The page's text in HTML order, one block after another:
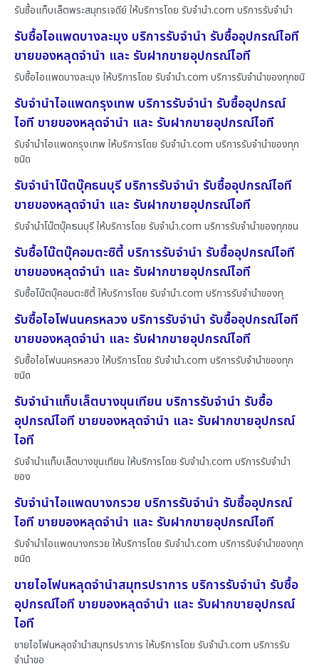
รับซื้อแท็บเล็ตพระสมุทรเจดีย์ ให้บริการโดย รับจํานํา.com บริการรับจำนำ
รับซื้อไอแพดบางละมุง บริการรับจำนำ รับซื้ออุปกรณ์ไอที
ขายของหลุดจำนำ และ รับฝากขายอุปกรณ์ไอที
รับซื้อไอแพดบางละมุง ให้บริการโดย รับจํานํา.com บริการรับจำนำของทุกชนิ
รับจำนำไอแพดกรุงเทพ บริการรับจำนำ รับซื้ออุปกรณ์
ไอที ขายของหลุดจำนำ และ รับฝากขายอุปกรณ์ไอที
รับจำนำไอแพดกรุงเทพ ให้บริการโดย รับจํานํา.com บริการรับจำนำของทุก
ชนิด
รับจำนำโน๊ตบุ๊คธนบุรี บริการรับจำนำ รับซื้ออุปกรณ์ไอที
ขายของหลุดจำนำ และ รับฝากขายอุปกรณ์ไอที
รับจำนำโน๊ตบุ๊คธนบุรี ให้บริการโดย รับจํานํา.com บริการรับจำนำของทุกชน
รับซื้อโน๊ตบุ๊คอมตะซิตี้ บริการรับจำนำ รับซื้ออุปกรณ์ไอที
ขายของหลุดจำนำ และ รับฝากขายอุปกรณ์ไอที
รับซื้อโน๊ตบุ๊คอมตะซิตี้ ให้บริการโดย รับจํานํา.com บริการรับจำนำของทุ
รับซื้อไอโฟนนครหลวง บริการรับจำนำ รับซื้ออุปกรณ์ไอที
ขายของหลุดจำนำ และ รับฝากขายอุปกรณ์ไอที
รับซื้อไอโฟนนครหลวง ให้บริการโดย รับจํานํา.com บริการรับจำนำของทุก
ชนิด
รับจำนำแท็บเล็ตบางขุนเทียน บริการรับจำนำ รับซื้อ
อุปกรณ์ไอที ขายของหลุดจำนำ และ รับฝากขายอุปกรณ์
ไอที
รับจำนำแท็บเล็ตบางขุนเทียน ให้บริการโดย รับจํานํา.com บริการรับจำนำ
ของ
รับจำนำไอแพดบางกรวย บริการรับจำนำ รับซื้ออุปกรณ์
ไอที ขายของหลุดจำนำ และ รับฝากขายอุปกรณ์ไอที
รับจำนำไอแพดบางกรวย ให้บริการโดย รับจํานํา.com บริการรับจำนำของทุก
ชนิด
ขายไอโฟนหลุดจำนำสมุทรปราการ บริการรับจำนำ รับซื้อ
อุปกรณ์ไอที ขายของหลุดจำนำ และ รับฝากขายอุปกรณ์
ไอที
ขายไอโฟนหลุดจำนำสมุทรปราการ ให้บริการโดย รับจํานํา.com บริการรับ
จำนำขอ